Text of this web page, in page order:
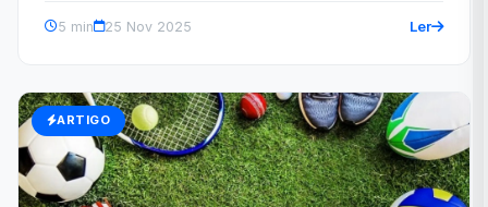
5 min 25 Nov 2025 Ler
ARTIGO